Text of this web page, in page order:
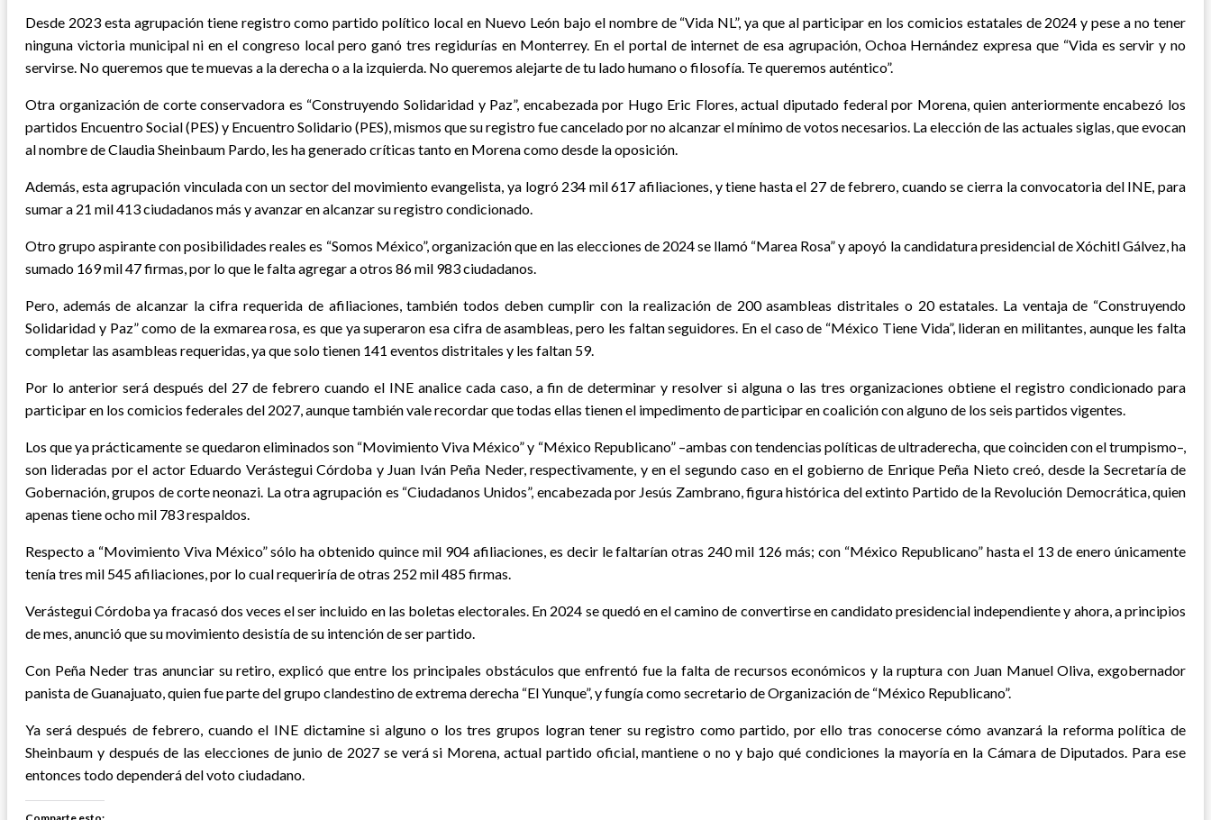
Desde 2023 esta agrupación tiene registro como partido político local en Nuevo León bajo el nombre de “Vida NL”, ya que al participar en los comicios estatales de 2024 y pese a no tener
ninguna victoria municipal ni en el congreso local pero ganó tres regidurías en Monterrey. En el portal de internet de esa agrupación, Ochoa Hernández expresa que “Vida es servir y no
servirse. No queremos que te muevas a la derecha o a la izquierda. No queremos alejarte de tu lado humano o filosofía. Te queremos auténtico”.
Otra organización de corte conservadora es “Construyendo Solidaridad y Paz”, encabezada por Hugo Eric Flores, actual diputado federal por Morena, quien anteriormente encabezó los
partidos Encuentro Social (PES) y Encuentro Solidario (PES), mismos que su registro fue cancelado por no alcanzar el mínimo de votos necesarios. La elección de las actuales siglas, que evocan
al nombre de Claudia Sheinbaum Pardo, les ha generado críticas tanto en Morena como desde la oposición.
Además, esta agrupación vinculada con un sector del movimiento evangelista, ya logró 234 mil 617 afiliaciones, y tiene hasta el 27 de febrero, cuando se cierra la convocatoria del INE, para
sumar a 21 mil 413 ciudadanos más y avanzar en alcanzar su registro condicionado.
Otro grupo aspirante con posibilidades reales es “Somos México”, organización que en las elecciones de 2024 se llamó “Marea Rosa” y apoyó la candidatura presidencial de Xóchitl Gálvez, ha
sumado 169 mil 47 firmas, por lo que le falta agregar a otros 86 mil 983 ciudadanos.
Pero, además de alcanzar la cifra requerida de afiliaciones, también todos deben cumplir con la realización de 200 asambleas distritales o 20 estatales. La ventaja de “Construyendo
Solidaridad y Paz” como de la exmarea rosa, es que ya superaron esa cifra de asambleas, pero les faltan seguidores. En el caso de “México Tiene Vida”, lideran en militantes, aunque les falta
completar las asambleas requeridas, ya que solo tienen 141 eventos distritales y les faltan 59.
Por lo anterior será después del 27 de febrero cuando el INE analice cada caso, a fin de determinar y resolver si alguna o las tres organizaciones obtiene el registro condicionado para
participar en los comicios federales del 2027, aunque también vale recordar que todas ellas tienen el impedimento de participar en coalición con alguno de los seis partidos vigentes.
Los que ya prácticamente se quedaron eliminados son “Movimiento Viva México” y “México Republicano” –ambas con tendencias políticas de ultraderecha, que coinciden con el trumpismo–,
son lideradas por el actor Eduardo Verástegui Córdoba y Juan Iván Peña Neder, respectivamente, y en el segundo caso en el gobierno de Enrique Peña Nieto creó, desde la Secretaría de
Gobernación, grupos de corte neonazi. La otra agrupación es “Ciudadanos Unidos”, encabezada por Jesús Zambrano, figura histórica del extinto Partido de la Revolución Democrática, quien
apenas tiene ocho mil 783 respaldos.
Respecto a “Movimiento Viva México” sólo ha obtenido quince mil 904 afiliaciones, es decir le faltarían otras 240 mil 126 más; con “México Republicano” hasta el 13 de enero únicamente
tenía tres mil 545 afiliaciones, por lo cual requeriría de otras 252 mil 485 firmas.
Verástegui Córdoba ya fracasó dos veces el ser incluido en las boletas electorales. En 2024 se quedó en el camino de convertirse en candidato presidencial independiente y ahora, a principios
de mes, anunció que su movimiento desistía de su intención de ser partido.
Con Peña Neder tras anunciar su retiro, explicó que entre los principales obstáculos que enfrentó fue la falta de recursos económicos y la ruptura con Juan Manuel Oliva, exgobernador
panista de Guanajuato, quien fue parte del grupo clandestino de extrema derecha “El Yunque”, y fungía como secretario de Organización de “México Republicano”.
Ya será después de febrero, cuando el INE dictamine si alguno o los tres grupos logran tener su registro como partido, por ello tras conocerse cómo avanzará la reforma política de
Sheinbaum y después de las elecciones de junio de 2027 se verá si Morena, actual partido oficial, mantiene o no y bajo qué condiciones la mayoría en la Cámara de Diputados. Para ese
entonces todo dependerá del voto ciudadano.